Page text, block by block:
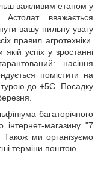
важливим етапом у
вважається
вашу пильну увагу
правил агротехніки.
успіх у зростанні
насіння
помістити на
до +5С. Посадку
багаторічного
магазину "7
Також ми організуємо
терміни поштою.